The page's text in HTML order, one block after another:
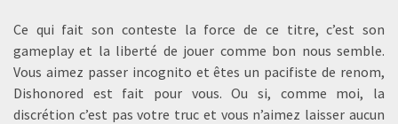
Ce qui fait son conteste la force de ce titre, c’est son
gameplay et la liberté de jouer comme bon nous semble.
Vous aimez passer incognito et êtes un pacifiste de renom,
Dishonored est fait pour vous. Ou si, comme moi, la
discrétion c’est pas votre truc et vous n’aimez laisser aucun